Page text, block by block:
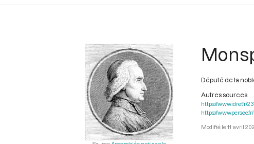
Député de la
Autres sources
https://www.idref.fr/
https://
11 avril